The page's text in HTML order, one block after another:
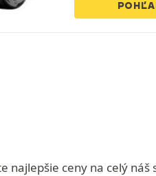
najlepšie ceny na celý náš